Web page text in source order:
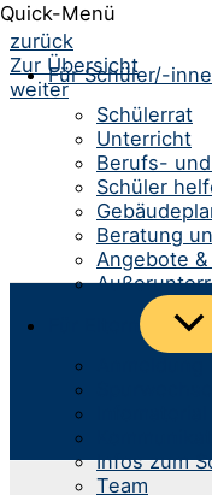
Quick-Menü
Für Schüler/-
Schülerrat
Unterricht
Berufs-
Schüler
Beratung
Angebote
Infos zum
Team
Beitrags-
Navigation
zurück
Zur Übersicht
weiter